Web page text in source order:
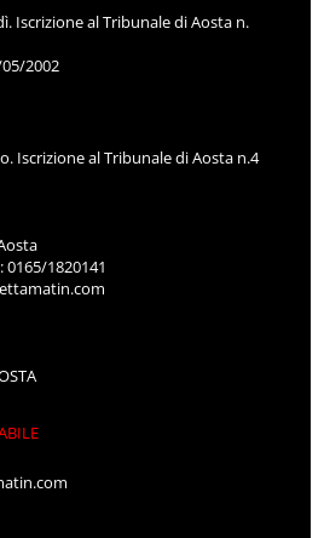
Iscrizione al Tribunale di Aosta n.
2002
Iscrizione al Tribunale di Aosta n.4
0165/1820141